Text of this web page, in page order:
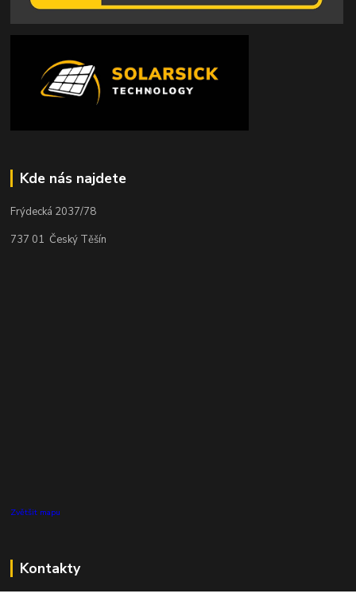
Kde nás najdete
Frýdecká 2037/78
737 01 Český Těšín
Zvětšit mapu
Kontakty